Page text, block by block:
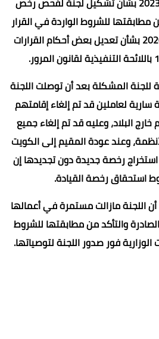
مطابقتها للشروط الواردة في القرار
الوزاري رقم 270 لسنة 2020 بشأن تعديل بعض أحكام القرارات
للجنة المشكلة بعد أن توصلت اللجنة
(66,584) رخصة سارية لعاملين قد تم إلغاء إقامتهم
البلاد، وعليه قد تم إلغاء جميع
وعند عودة المقيم إلى الكويت
رخصة جديدة دون تجديدها إن
استحقاق رخصة القيادة.
أن اللجنة مازالت مستمرة في أعمالها
والتأكد من مطابقتها للشروط
الوزارية فور صدور اللجنة لتوصياتها.